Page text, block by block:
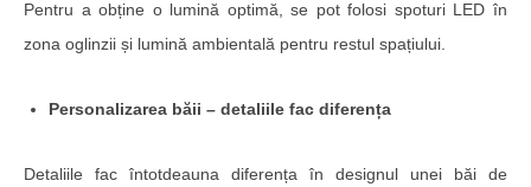
Pentru a obține o lumină optimă, se pot folosi spoturi LED în
zona oglinzii și lumină ambientală pentru restul spațiului.
Personalizarea băii – detaliile fac diferența
Detaliile fac întotdeauna diferența în designul unei băi de